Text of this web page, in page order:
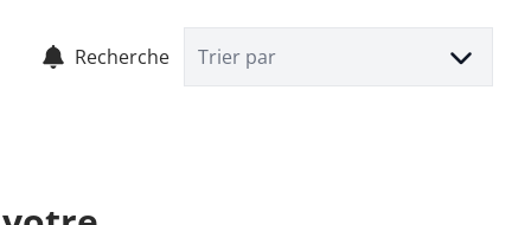
Recherche Trier par